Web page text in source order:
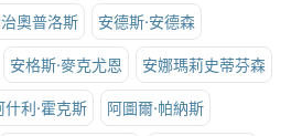
奧普洛斯 安德斯·安德森
安格斯·麥克尤恩 安娜瑪莉史蒂芬森
什利·霍克斯 阿圖爾·帕納斯